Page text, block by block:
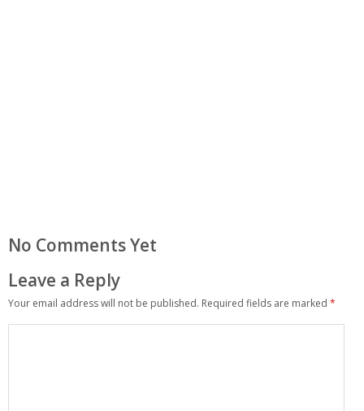
No Comments Yet
Leave a Reply
Your email address will not be published. Required fields are marked *